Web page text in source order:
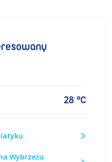
28 °C
Wybrzeżu